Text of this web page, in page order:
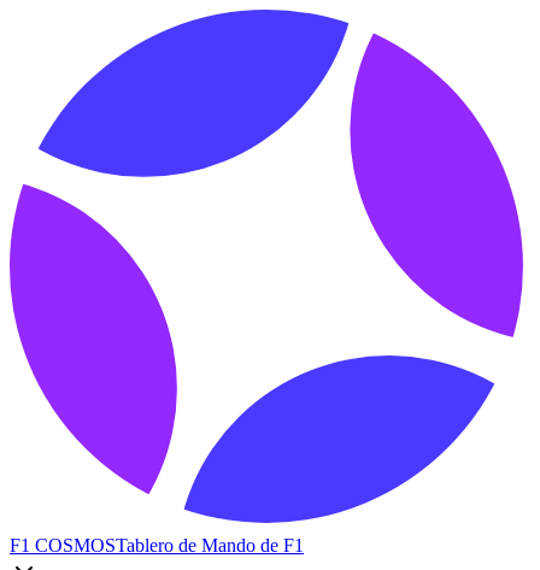
F1 COSMOSTablero de Mando de F1